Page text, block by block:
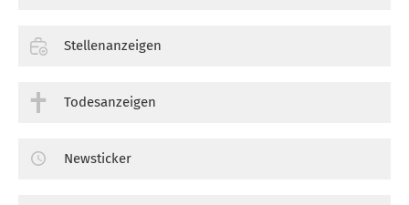
Stellenanzeigen
Todesanzeigen
Newsticker